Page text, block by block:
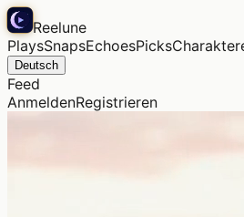
Reelune
PlaysSnapsEchoesPicks
Deutsch
Feed
AnmeldenRegistrieren